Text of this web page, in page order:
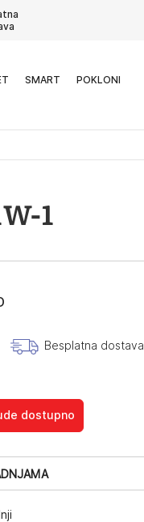
SMART POKLONI
1
Besplatna dostava
dostupno